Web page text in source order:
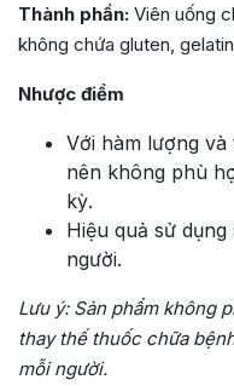
Thành phần: Viên uống
không chứa gluten,
Nhược điểm
Với hàm lượng
nên không phù
kỳ.
Hiệu quả sử
người.
Lưu ý:Sản phẩm không
thay thế thuốc chữa
mỗi người.